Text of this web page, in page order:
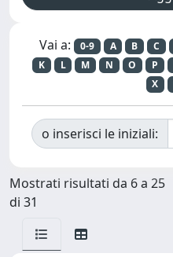
Vai a: 0-9 A B C
K
L M N O P
X
o inserisci le iniziali:
Mostrati risultati da 6 a 25
di 31